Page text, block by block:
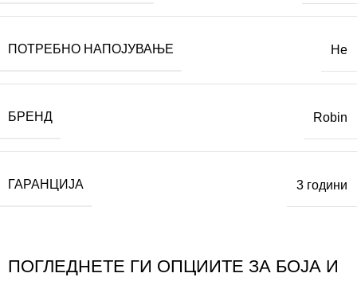
ПОТРЕБНО НАПОЈУВАЊЕ Не
БРЕНД Robin
ГАРАНЦИЈА 3 години
ПОГЛЕДНЕТЕ ГИ ОПЦИИТЕ ЗА БОЈА И